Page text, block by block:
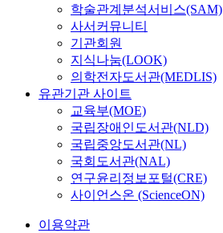
학술관계분석서비스(SAM)
사서커뮤니티
기관회원
지식나눔(LOOK)
의학전자도서관(MEDLIS)
유관기관 사이트
교육부(MOE)
국립장애인도서관(NLD)
국립중앙도서관(NL)
국회도서관(NAL)
연구윤리정보포털(CRE)
사이언스온 (ScienceON)
이용약관